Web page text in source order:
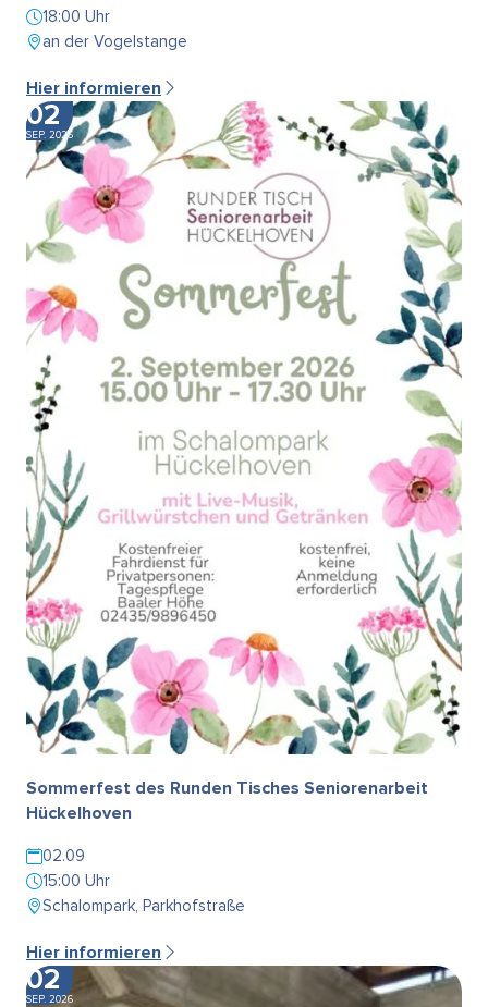
18:00 Uhr
an der Vogelstange
Hier informieren
02
SEP. 2026
Sommerfest des Runden Tisches Seniorenarbeit
Hückelhoven
02.09
15:00 Uhr
Schalompark, Parkhofstraße
Hier informieren
02
SEP. 2026